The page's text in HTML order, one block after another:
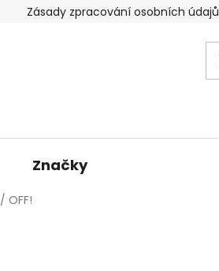
Zásady zpracování osobních údajů
Značky
/ OFF!